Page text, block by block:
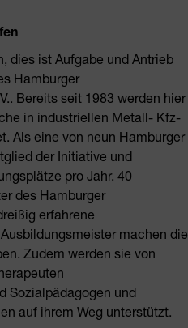
dies ist Aufgabe und Antrieb
Hamburger
Bereits seit 1983 werden hier
in industriellen Metall- Kfz-
Als eine von neun Hamburger
der Initiative und
pro Jahr. 40
des Hamburger
erfahrene
machen die
Zudem werden sie von
Sozialpädagogen und
auf ihrem Weg unterstützt.